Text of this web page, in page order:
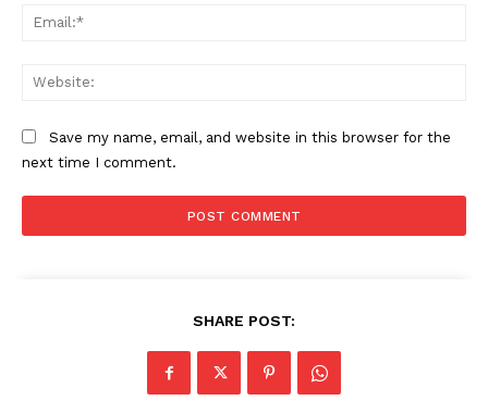
Save my name, email, and website in this browser for the
next time I comment.
SHARE POST: